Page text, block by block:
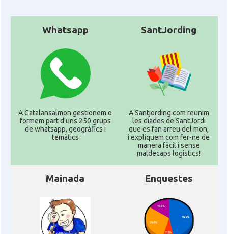
Whatsapp
A Catalansalmon gestionem o
formem part d'uns 250 grups
de whatsapp, geogràfics i
temàtics
SantJording
A Santjording.com reunim
les diades de SantJordi
que es fan arreu del mon,
i expliquem com fer-ne de
manera fàcil i sense
maldecaps logí­stics!
Mainada Enquestes